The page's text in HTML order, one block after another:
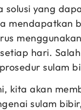
solusi yang
mendapatkan
hari.
sulam
kita akan
sulam bibir,